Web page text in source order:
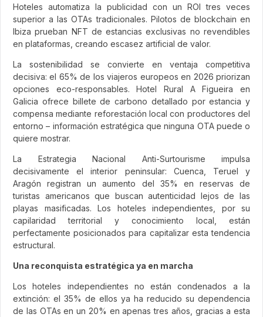
Hoteles automatiza la publicidad con un ROI tres veces
superior a las OTAs tradicionales. Pilotos de blockchain en
Ibiza prueban NFT de estancias exclusivas no revendibles
en plataformas, creando escasez artificial de valor.
La sostenibilidad se convierte en ventaja competitiva
decisiva: el 65% de los viajeros europeos en 2026 priorizan
opciones eco-responsables. Hotel Rural A Figueira en
Galicia ofrece billete de carbono detallado por estancia y
compensa mediante reforestación local con productores del
entorno – información estratégica que ninguna OTA puede o
quiere mostrar.
La Estrategia Nacional Anti-Surtourisme impulsa
decisivamente el interior peninsular: Cuenca, Teruel y
Aragón registran un aumento del 35% en reservas de
turistas americanos que buscan autenticidad lejos de las
playas masificadas. Los hoteles independientes, por su
capilaridad territorial y conocimiento local, están
perfectamente posicionados para capitalizar esta tendencia
estructural.
Una reconquista estratégica ya en marcha
Los hoteles independientes no están condenados a la
extinción: el 35% de ellos ya ha reducido su dependencia
de las OTAs en un 20% en apenas tres años, gracias a esta